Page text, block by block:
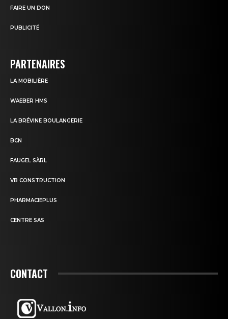
FAIRE UN DON
PUBLICITÉ
PARTENAIRES
LA MOBILIÈRE
WAEBER HMS
LA BRÉVINE BOULANGERIE
BCN
FAUGEL SÀRL
VB CONSTRUCTION
PHARMACIEPLUS
CENTRE SAS
CONTACT